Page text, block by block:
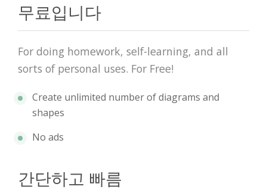
무료입니다
For doing homework, self-learning, and all
sorts of personal uses. For Free!
Create unlimited number of diagrams and
shapes
No ads
간단하고 빠름